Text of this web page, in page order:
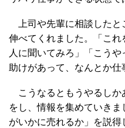
上司や先輩に相談したと
伸べてくれました。「こ
人に聞いてみろ」「こう
助けがあって、なんとか仕
こうなるともうやるしか
をし、情報を集めていき
がいかに売れるか」を説